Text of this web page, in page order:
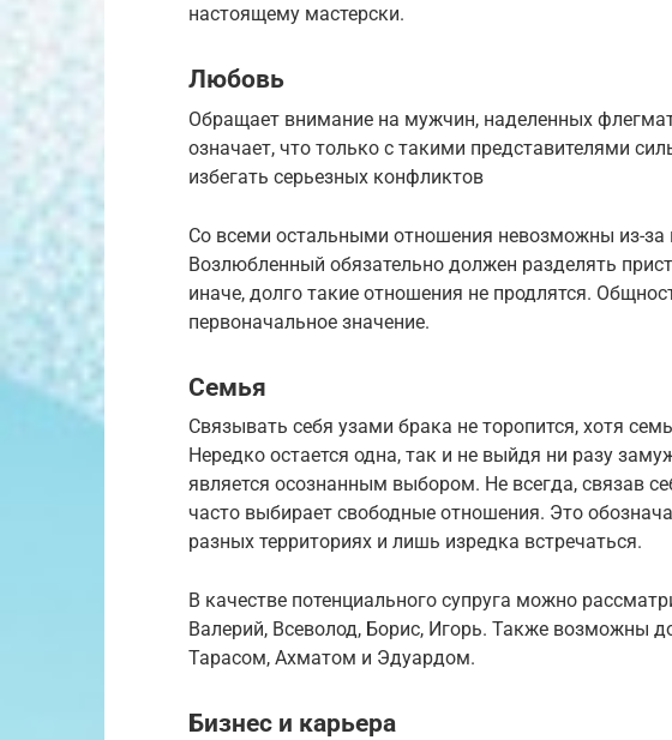
настоящему мастерски.
Любовь
Обращает внимание на мужчин, наделенных
означает, что только с такими представителями
избегать серьезных конфликтов
Со всеми остальными отношения невозможны из-
Возлюбленный обязательно должен разделять
иначе, долго такие отношения не продлятся.
первоначальное значение.
Семья
Связывать себя узами брака не торопится, хотя
Нередко остается одна, так и не выйдя ни разу
является осознанным выбором. Не всегда, связав
часто выбирает свободные отношения. Это
разных территориях и лишь изредка встречаться.
В качестве потенциального супруга можно
Валерий, Всеволод, Борис, Игорь. Также возможны
Тарасом, Ахматом и Эдуардом.
Бизнес и карьера